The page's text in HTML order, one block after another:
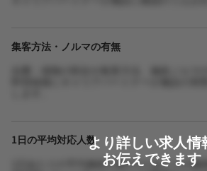
集客方法・ノルマの有無
1日の平均対応人数
1日あたりの平均施術人数や1人あたりの施
より詳しい求人情
お伝えできます